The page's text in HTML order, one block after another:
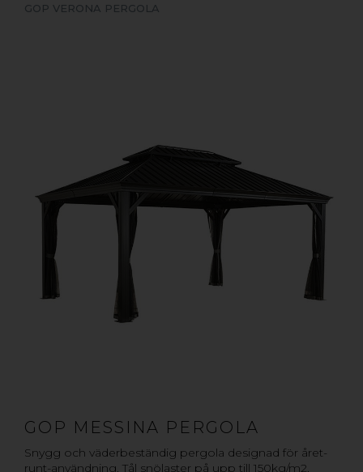
GOP VERONA PERGOLA
GOP MESSINA PERGOLA
Snygg och väderbeständig pergola designad för året-
runt-användning. Tål snölaster på upp till 150kg/m2,